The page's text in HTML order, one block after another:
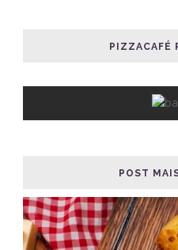
PIZZACAFÉ
POST